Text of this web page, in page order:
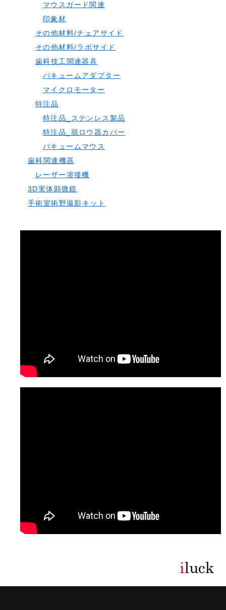
マウスガード関連
印象材
その他材料/チェアサイド
その他材料/ラボサイド
歯科技工関連器具
バキュームアダプター
マイクロモーター
特注品
特注品_ステンレス製品
特注品_脱ロウ器カバー
バキュームマウス
歯科関連機器
レーザー溶接機
3D実体顕微鏡
手術室術野撮影キット